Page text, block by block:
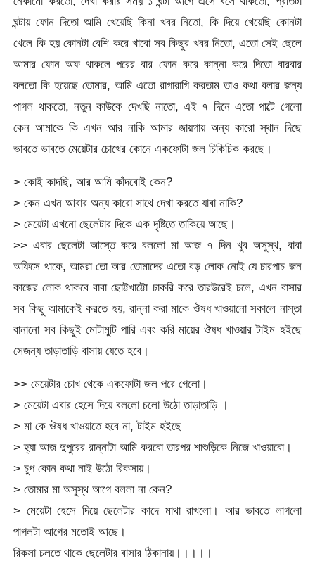
ঘন্টায় ফোন দিতো আমি খেয়েছি কিনা খবর নিতো, কি দিয়ে খেয়েছি কোনটা
খেলে কি হয় কোনটা বেশি করে খাবো সব কিছুর খবর নিতো, এতো সেই ছেলে
আমার ফোন অফ থাকলে পরের বার ফোন করে কান্না করে দিতো বারবার
বলতো কি হয়েছে তোমার, আমি এতো রাগারাগি করতাম তাও কথা বলার জন্য
পাগল থাকতো, নতুন কাউকে দেখছি নাতো, এই ৭ দিনে এতো পাল্টে গেলো
কেন আমাকে কি এখন আর নাকি আমার জায়গায় অন্য কারো স্থান দিছে
ভাবতে ভাবতে মেয়েটার চোখের কোনে একফোটা জল চিকিচিক করছে।
> কোই কাদছি, আর আমি কাঁদবোই কেন?
> কেন এখন আবার অন্য কারো সাথে দেখা করতে যাবা নাকি?
> মেয়েটা এখনো ছেলেটার দিকে এক দৃষ্টিতে তাকিয়ে আছে।
>> এবার ছেলেটা আস্তে করে বললো মা আজ ৭ দিন খুব অসুস্থ, বাবা
অফিসে থাকে, আমরা তো আর তোমাদের এতো বড় লোক নোই যে চারপাচ জন
কাজের লোক থাকবে বাবা ছোট্টখাট্টো চাকরি করে তারউরেই চলে, এখন বাসার
সব কিছু আমাকেই করতে হয়, রান্না করা মাকে ঔষধ খাওয়ানো সকালে নাস্তা
বানানো সব কিছুই মোটামুটি পারি এবং করি মায়ের ঔষধ খাওয়ার টাইম হইছে
সেজন্য তাড়াতাড়ি বাসায় যেতে হবে।
>> মেয়েটার চোখ থেকে একফোটা জল পরে গেলো।
> মেয়েটা এবার হেসে দিয়ে বললো চলো উঠো তাড়াতাড়ি ।
> মা কে ঔষধ খাওয়াতে হবে না, টাইম হইছে
> হ্যা আজ দুপুরের রান্নাটা আমি করবো তারপর শাশুড়িকে নিজে খাওয়াবো।
> চুপ কোন কথা নাই উঠো রিকসায়।
> তোমার মা অসুস্থ আগে বললা না কেন?
> মেয়েটা হেসে দিয়ে ছেলেটার কাদে মাথা রাখলো। আর ভাবতে লাগলো
পাগলটা আগের মতোই আছে।
রিকসা চলতে থাকে ছেলেটার বাসার ঠিকানায়।।।।।